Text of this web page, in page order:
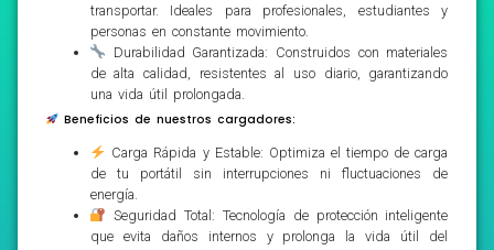
transportar. Ideales para profesionales, estudiantes y
personas en constante movimiento.
Durabilidad Garantizada: Construidos con materiales
de alta calidad, resistentes al uso diario, garantizando
una vida útil prolongada.
Beneficios de nuestros cargadores:
Carga Rápida y Estable: Optimiza el tiempo de carga
de tu portátil sin interrupciones ni fluctuaciones de
energía.
Seguridad Total: Tecnología de protección inteligente
que evita daños internos y prolonga la vida útil del